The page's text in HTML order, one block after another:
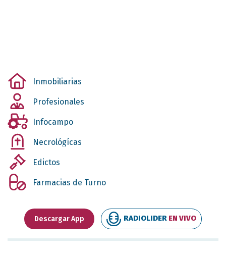
Inmobiliarias
Profesionales
Infocampo
Necrológícas
Edictos
Farmacias de Turno
Descargar App RADIOLIDER EN VIVO